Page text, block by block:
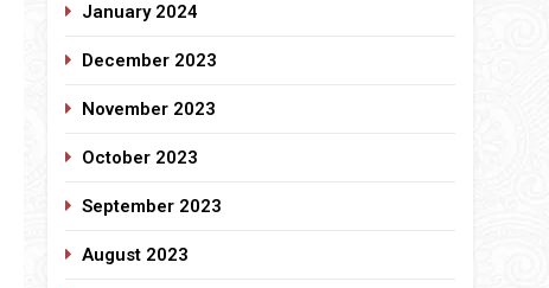
January 2024
December 2023
November 2023
October 2023
September 2023
August 2023